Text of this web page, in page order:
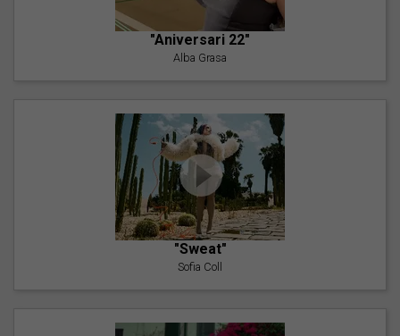
"Aniversari 22"
Alba Grasa
"Sweat"
Sofia Coll